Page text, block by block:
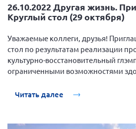
Конференция ОООИБРС 2024
Конференция ОООИБРС 2023
Конференция ОООИБРС 2022
Конференция ОООИБРС 2021
Конференция ВСЭ 2021
26.10.2022 Другая жизнь.
Круглый стол (29 октября)
Уважаемые коллеги, друзья!
стол по результатам реализации
культурно-восстановительный
ограниченными возможностями
Читать далее